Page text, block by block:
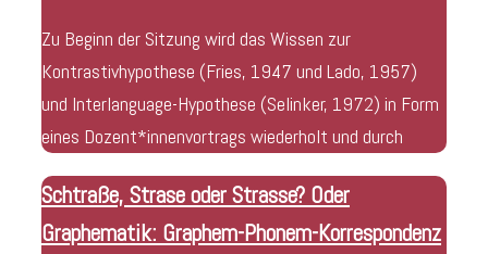
Zu Beginn der Sitzung wird das Wissen zur
Kontrastivhypothese (Fries, 1947 und Lado, 1957)
und Interlanguage-Hypothese (Selinker, 1972) in Form
eines Dozent*innenvortrags wiederholt und durch
Schtraße, Strase oder Strasse? Oder
Graphematik: Graphem-Phonem-Korrespondenz